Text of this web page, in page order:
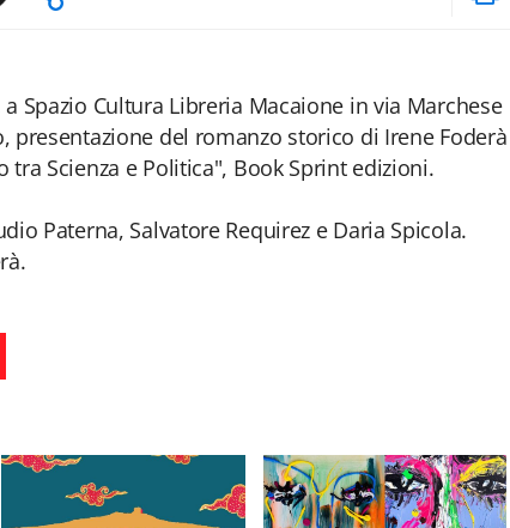
Spazio Cultura Libreria Macaione in via Marchese
presentazione del romanzo storico di Irene Foderà
tra Scienza e Politica", Book Sprint edizioni.
Paterna, Salvatore Requirez e Daria Spicola.